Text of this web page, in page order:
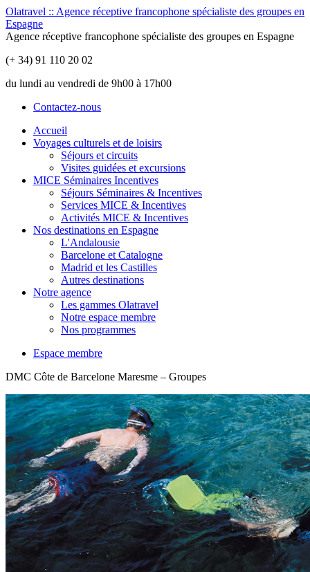
Olatravel :: Agence réceptive francophone spécialiste des groupes en
Espagne
Agence réceptive francophone spécialiste des groupes en Espagne
(+ 34) 91 110 20 02
du lundi au vendredi de 9h00 à 17h00
Contactez-nous
Accueil
Voyages culturels et de loisirs
Séjours et circuits
Visites guidées et excursions
MICE Séminaires Incentives
Séjours Séminaires & Incentives
Services MICE & Incentives
Activités MICE & Incentives
Nos destinations en Espagne
L'Andalousie
Barcelone et Catalogne
Madrid et les Castilles
Autres destinations
Notre agence
Les gammes Olatravel
Notre espace membre
Nos programmes
Espace membre
DMC Côte de Barcelone Maresme – Groupes